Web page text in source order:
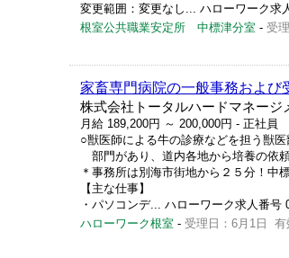
変更範囲：変更なし... ハローワーク求
根室公共職業安定所 中標津分室 - 受
家畜専門病院の一般事務およ
株式会社トータルハードマネージ
月給 189,200円 ～ 200,000円 - 正社員
○獣医師による牛の診療などを担う獣
部門があり、道内各地から培養の依
＊事務所は別海市街地から２５分！中
【主な仕事】
・パソコンデ... ハローワーク求人番号
ハローワーク根室 - 受理日：6月1日 有